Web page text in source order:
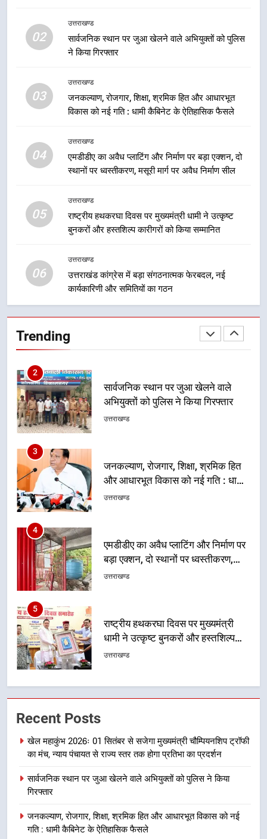
02
उत्तराखण्ड
सार्वजनिक स्थान पर जुआ खेलने वाले अभियुक्तों को पुलिस
ने किया गिरफ्तार
03
उत्तराखण्ड
जनकल्याण, रोजगार, शिक्षा, श्रमिक हित और आधारभूत
विकास को नई गति : धामी कैबिनेट के ऐतिहासिक फैसले
04
उत्तराखण्ड
एमडीडीए का अवैध प्लाटिंग और निर्माण पर बड़ा एक्शन, दो
स्थानों पर ध्वस्तीकरण, मसूरी मार्ग पर अवैध निर्माण सील
05
उत्तराखण्ड
राष्ट्रीय हथकरघा दिवस पर मुख्यमंत्री धामी ने उत्कृष्ट
बुनकरों और हस्तशिल्प कारीगरों को किया सम्मानित
06
उत्तराखण्ड
उत्तराखंड कांग्रेस में बड़ा संगठनात्मक फेरबदल, नई
कार्यकारिणी और समितियों का गठन
Trending
का गठन
मुख्यमंत्री धामी बोले- युवाओं को रोजगार
देना सरकार की सर्वोच्च प्राथमिकता, आने
8
दिल्ली-देहरादून आर्थिक कॉरिडोर से जुड़ी
गुणवत्तापूर्ण निर्माण सुनिश्चित करने के
निर्देश, सुरक्षा मानकों से कोई समझौता
न्याय पंचायत से राज्य स्तर तक होगा
प्रतिभा का प्रदर्शन
उत्तराखण्ड
2
सार्वजनिक स्थान पर जुआ खेलने वाले
अभियुक्तों को पुलिस ने किया गिरफ्तार
3
जनकल्याण, रोजगार, शिक्षा, श्रमिक हित
और आधारभूत विकास को नई गति : धामी
4
एमडीडीए का अवैध प्लाटिंग और निर्माण पर
बड़ा एक्शन, दो स्थानों पर ध्वस्तीकरण,
5
राष्ट्रीय हथकरघा दिवस पर मुख्यमंत्री
धामी ने उत्कृष्ट बुनकरों और हस्तशिल्प
6
उत्तराखंड कांग्रेस में बड़ा संगठनात्मक
फेरबदल, नई कार्यकारिणी और समितियों
देना सरकार की सर्वोच्च प्राथमिकता, आने
वाले महीनों में हजारों पदों पर की जाएगी
उत्तराखण्ड
8
12 किमी ग्रीनफील्ड बाईपास परियोजना
का डीएम ने किया निरीक्षण; समयबद्ध एवं
उत्तराखण्ड
Recent Posts
खेल महाकुंभ 2026ः 01 सितंबर से सजेगा मुख्यमंत्री चौम्पियनशिप ट्रॉफी
का मंच, न्याय पंचायत से राज्य स्तर तक होगा प्रतिभा का प्रदर्शन
सार्वजनिक स्थान पर जुआ खेलने वाले अभियुक्तों को पुलिस ने किया
गिरफ्तार
जनकल्याण, रोजगार, शिक्षा, श्रमिक हित और आधारभूत विकास को नई
गति : धामी कैबिनेट के ऐतिहासिक फैसले